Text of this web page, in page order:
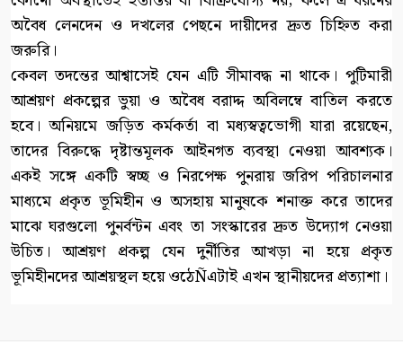
অবৈধ লেনদেন ও দখলের পেছনে দায়ীদের দ্রুত চিহ্নিত করা
জরুরি।
কেবল তদন্তের আশ্বাসেই যেন এটি সীমাবদ্ধ না থাকে। পুটিমারী
আশ্রয়ণ প্রকল্পের ভুয়া ও অবৈধ বরাদ্দ অবিলম্বে বাতিল করতে
হবে। অনিয়মে জড়িত কর্মকর্তা বা মধ্যস্বত্বভোগী যারা রয়েছেন,
তাদের বিরুদ্ধে দৃষ্টান্তমূলক আইনগত ব্যবস্থা নেওয়া আবশ্যক।
একই সঙ্গে একটি স্বচ্ছ ও নিরপেক্ষ পুনরায় জরিপ পরিচালনার
মাধ্যমে প্রকৃত ভূমিহীন ও অসহায় মানুষকে শনাক্ত করে তাদের
মাঝে ঘরগুলো পুনর্বন্টন এবং তা সংস্কারের দ্রুত উদ্যোগ নেওয়া
উচিত। আশ্রয়ণ প্রকল্প যেন দুর্নীতির আখড়া না হয়ে প্রকৃত
ভূমিহীনদের আশ্রয়স্থল হয়ে ওঠেÑএটাই এখন স্থানীয়দের প্রত্যাশা।